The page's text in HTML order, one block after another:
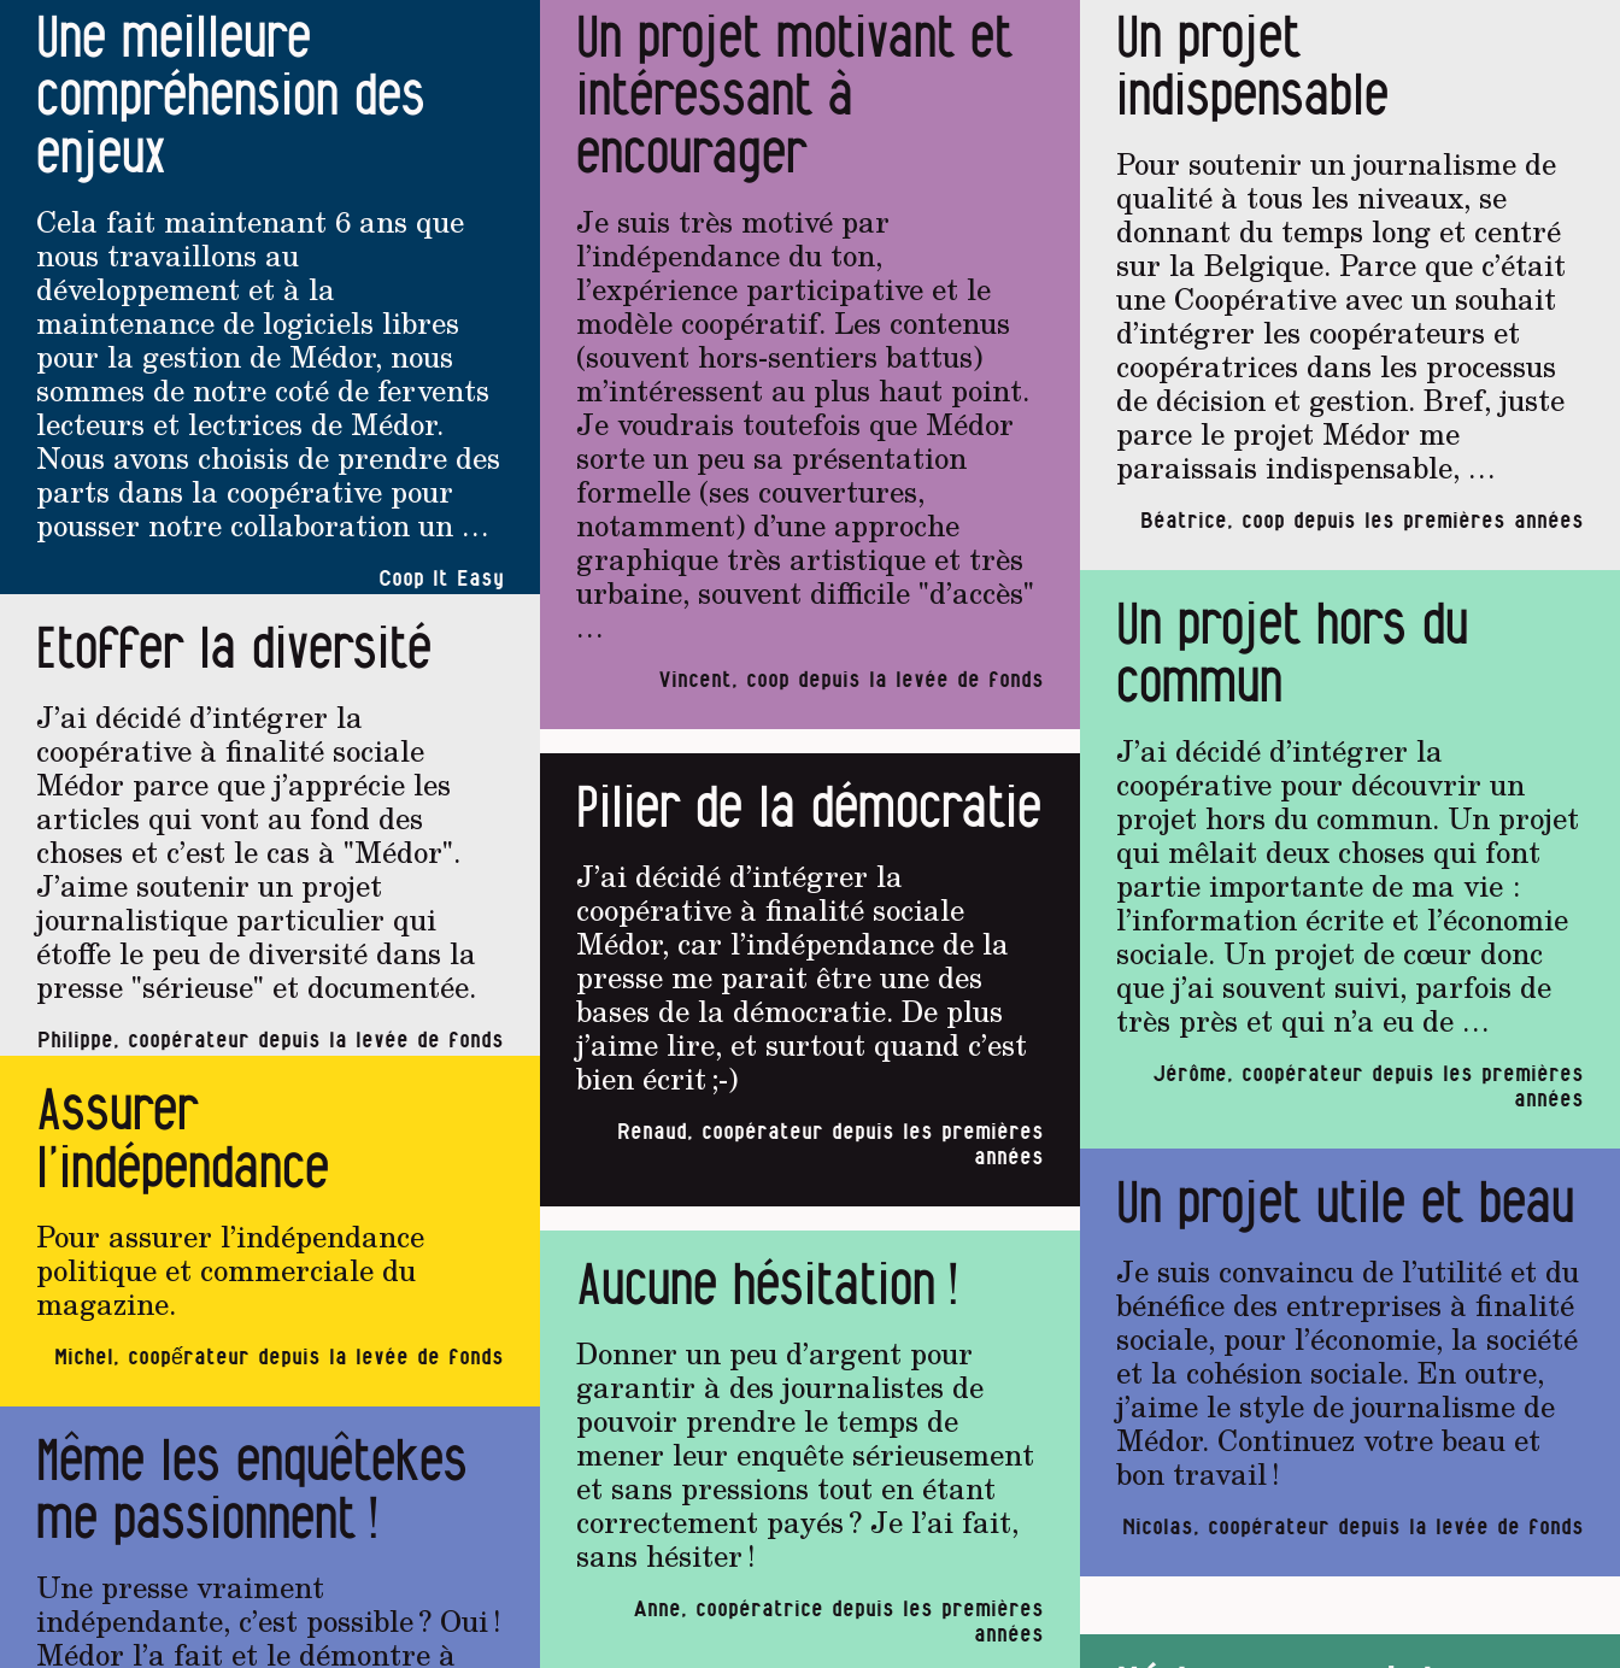
Une meilleure
compréhension des
enjeux
Cela fait maintenant 6 ans que
nous travaillons au
développement et à la
maintenance de logiciels libres
pour la gestion de Médor, nous
sommes de notre coté de fervents
lecteurs et lectrices de Médor.
Nous avons choisis de prendre des
parts dans la coopérative pour
pousser notre collaboration un …
Coop It Easy
Un projet motivant et
intéressant à
encourager
Je suis très motivé par
l’indépendance du ton,
l’expérience participative et le
modèle coopératif. Les contenus
(souvent hors-sentiers battus)
m’intéressent au plus haut point.
Je voudrais toutefois que Médor
sorte un peu sa présentation
formelle (ses couvertures,
notamment) d’une approche
graphique très artistique et très
urbaine, souvent difficile "d’accès"
…
Vincent, coop depuis la levée de fonds
Un projet
indispensable
Pour soutenir un journalisme de
qualité à tous les niveaux, se
donnant du temps long et centré
sur la Belgique. Parce que c’était
une Coopérative avec un souhait
d’intégrer les coopérateurs et
coopératrices dans les processus
de décision et gestion. Bref, juste
parce le projet Médor me
paraissais indispensable, …
Béatrice, coop depuis les premières années
Un projet hors du
commun
J’ai décidé d’intégrer la
coopérative pour découvrir un
projet hors du commun. Un projet
qui mêlait deux choses qui font
partie importante de ma vie :
l’information écrite et l’économie
sociale. Un projet de cœur donc
que j’ai souvent suivi, parfois de
très près et qui n’a eu de …
Jérôme, coopérateur depuis les premières
années
Etoffer la diversité
J’ai décidé d’intégrer la
coopérative à finalité sociale
Médor parce que j’apprécie les
articles qui vont au fond des
choses et c’est le cas à "Médor".
J’aime soutenir un projet
journalistique particulier qui
étoffe le peu de diversité dans la
presse "sérieuse" et documentée.
Philippe, coopérateur depuis la levée de fonds
Pilier de la démocratie
J’ai décidé d’intégrer la
coopérative à finalité sociale
Médor, car l’indépendance de la
presse me parait être une des
bases de la démocratie. De plus
j’aime lire, et surtout quand c’est
bien écrit ;-)
Renaud, coopérateur depuis les premières
années
Assurer
l’indépendance
Pour assurer l’indépendance
politique et commerciale du
magazine.
Michel, coopếrateur depuis la levée de fonds
Un projet utile et beau
Je suis convaincu de l’utilité et du
bénéfice des entreprises à finalité
sociale, pour l’économie, la société
et la cohésion sociale. En outre,
j’aime le style de journalisme de
Médor. Continuez votre beau et
bon travail !
Nicolas, coopérateur depuis la levée de fonds
Aucune hésitation !
Donner un peu d’argent pour
garantir à des journalistes de
pouvoir prendre le temps de
mener leur enquête sérieusement
et sans pressions tout en étant
correctement payés ? Je l’ai fait,
sans hésiter !
Anne, coopératrice depuis les premières
années
Même les enquêtekes
me passionnent !
Une presse vraiment
indépendante, c’est possible ? Oui !
Médor l’a fait et le démontre à